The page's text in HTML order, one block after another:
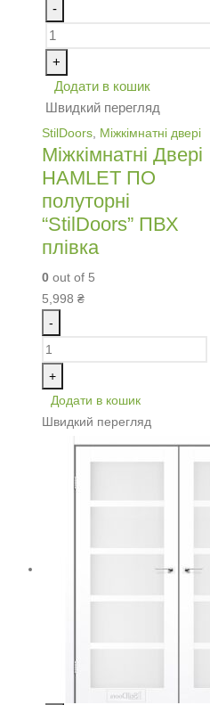
-
+
Додати в кошик
Швидкий перегляд
StilDoors Міжкімнатні двері
Міжкімнатні Двері
HAMLET ПО
полуторні
“StilDoors” ПВХ
плівка
0 out of 5
5,998 ₴
-
+
Додати в кошик
Швидкий перегляд